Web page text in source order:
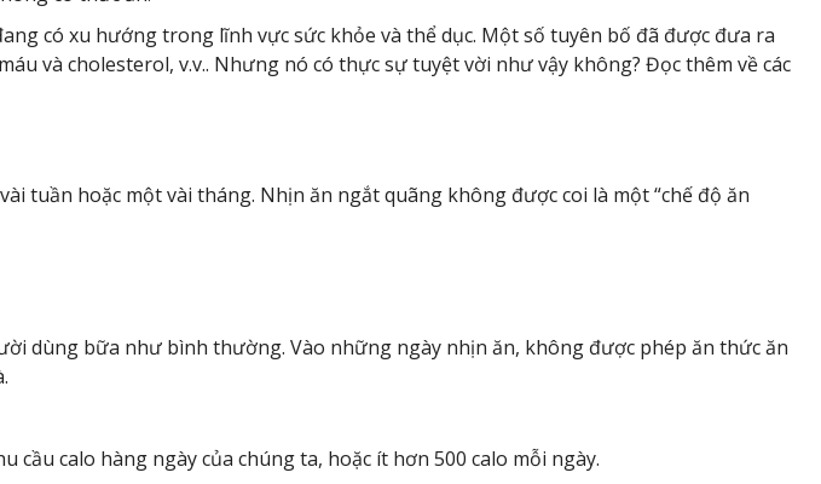
có xu hướng trong lĩnh vực sức khỏe và thể dục. Một số tuyên bố đã được đưa ra
và cholesterol, v.v.. Nhưng nó có thực sự tuyệt vời như vậy không? Đọc thêm về các
tuần hoặc một vài tháng. Nhịn ăn ngắt quãng không được coi là một “chế độ ăn
dùng bữa như bình thường. Vào những ngày nhịn ăn, không được phép ăn thức ăn
calo hàng ngày của chúng ta, hoặc ít hơn 500 calo mỗi ngày.